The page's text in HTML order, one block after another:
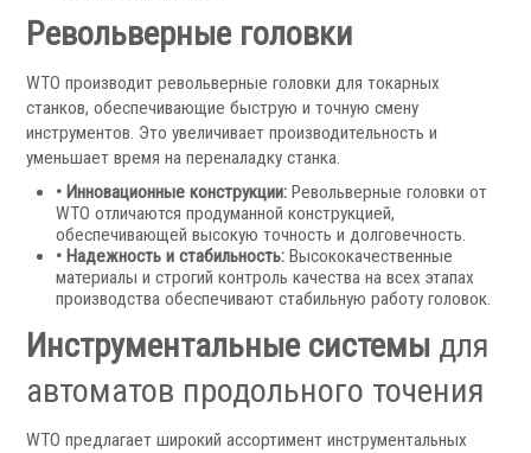
Приводные блоки
Переходные втулки
Системы УЦИ
Револьверные головки
WTO производит револьверные головки для токарных
станков, обеспечивающие быструю и точную смену
инструментов. Это увеличивает производительность и
уменьшает время на переналадку станка.
• Инновационные конструкции: Револьверные головки от
WTO отличаются продуманной конструкцией,
обеспечивающей высокую точность и долговечность.
• Надежность и стабильность: Высококачественные
материалы и строгий контроль качества на всех этапах
производства обеспечивают стабильную работу головок.
Инструментальные системы для
автоматов продольного точения
WTO предлагает широкий ассортимент инструментальных